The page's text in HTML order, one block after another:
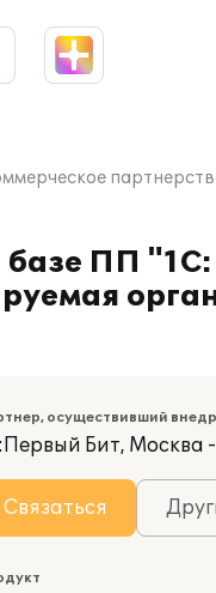
базе ПП
осуществивший
Бит, Москва
Связаться